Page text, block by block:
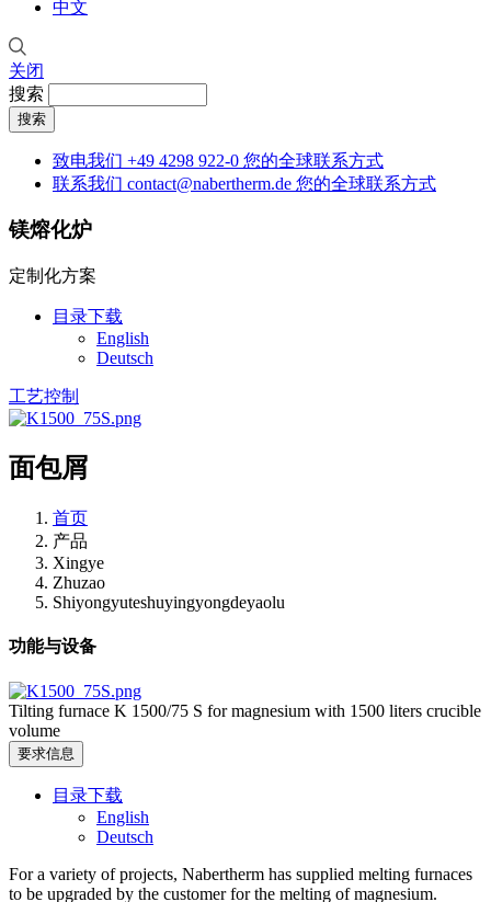
中文
关闭
搜索
致电我们 +49 4298 922-0 您的全球联系方式
联系我们 contact@nabertherm.de 您的全球联系方式
镁熔化炉
定制化方案
目录下载
English
Deutsch
工艺控制
面包屑
首页
产品
Xingye
Zhuzao
Shiyongyuteshuyingyongdeyaolu
功能与设备
Tilting furnace K 1500/75 S for magnesium with 1500 liters crucible
volume
要求信息
目录下载
English
Deutsch
For a variety of projects, Nabertherm has supplied melting furnaces
to be upgraded by the customer for the melting of magnesium.